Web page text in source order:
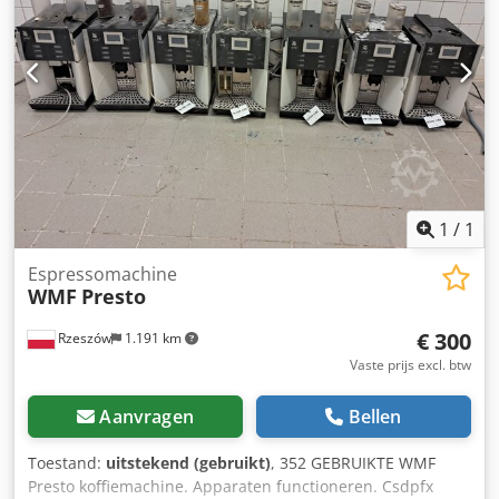
Aflof Apparatuur kan ter plaatse worden bezichtigd – graag
vooraf een afspraak maken.
1 / 1
Rzeszów 1.191 km
Espressomachine
WMF Presto
€ 300
Vaste prijs excl. btw
Aanvragen Bellen
Toestand: uitstekend (gebruikt), 352 GEBRUIKTE WMF
Presto koffiemachine. Apparaten functioneren. Csdpfx